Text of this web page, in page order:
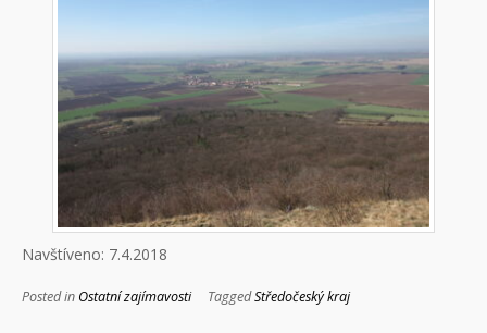
Navštíveno: 7.4.2018
Posted in Ostatní zajímavosti TaggedStředočeský kraj